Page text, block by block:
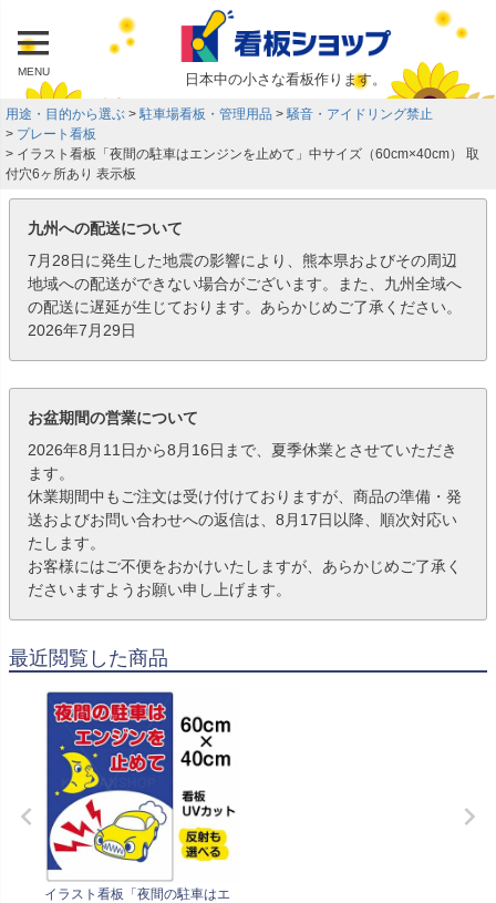
MENU 日本中の小さな看板作ります。
用途・目的から選ぶ 駐車場看板・管理用品
騒音・アイドリング禁止
プレート看板
イラスト看板「夜間の駐車はエンジンを止めて」中サイズ（60cm×40cm） 取
付穴6ヶ所あり 表示板
九州への配送について
7月28日に発生した地震の影響により、熊本県およびその周辺
地域への配送ができない場合がございます。また、九州全域へ
の配送に遅延が生じております。あらかじめご了承ください。
2026年7月29日
お盆期間の営業について
2026年8月11日から8月16日まで、夏季休業とさせていただき
ます。
休業期間中もご注文は受け付けておりますが、商品の準備・発
送およびお問い合わせへの返信は、8月17日以降、順次対応い
たします。
お客様にはご不便をおかけいたしますが、あらかじめご了承く
ださいますようお願い申し上げます。
最近閲覧した商品
イラスト看板「夜間の駐車はエ